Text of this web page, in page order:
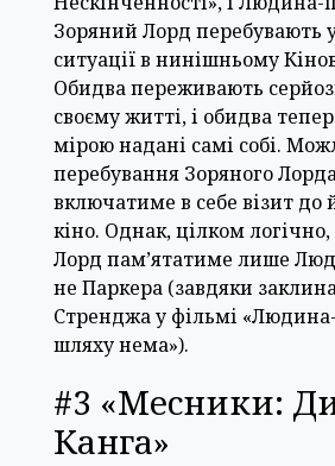
Зоряний Лорд перебувають
ситуації в нинішньому
Обидва переживають
своєму житті, і обидва
мірою надані самі собі.
перебування Зоряного
включатиме в себе візит до
кіно. Однак, цілком
Лорд пам’ятатиме лише
не Паркера (завдяки
Стренджа у фільмі
шляху нема»).
#3 «Месники:
Канга»